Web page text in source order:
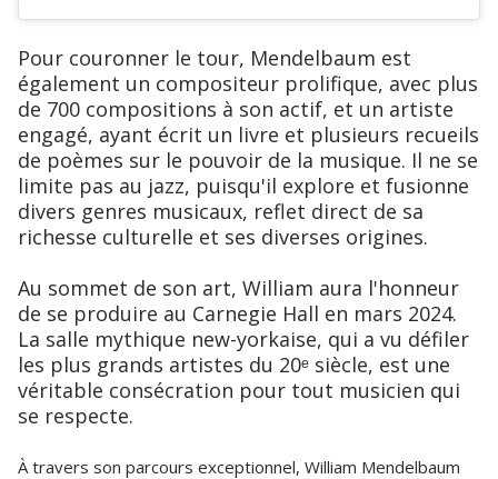
Pour couronner le tour, Mendelbaum est
également un compositeur prolifique, avec plus
de 700 compositions à son actif, et un artiste
engagé, ayant écrit un livre et plusieurs recueils
de poèmes sur le pouvoir de la musique. Il ne se
limite pas au jazz, puisqu'il explore et fusionne
divers genres musicaux, reflet direct de sa
richesse culturelle et ses diverses origines.
Au sommet de son art, William aura l'honneur
de se produire au Carnegie Hall en mars 2024.
La salle mythique new-yorkaise, qui a vu défiler
les plus grands artistes du 20ᵉ siècle, est une
véritable consécration pour tout musicien qui
se respecte.
À travers son parcours exceptionnel, William Mendelbaum